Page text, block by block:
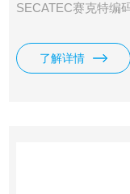
SECATEC赛克特编
务！ SECATEC传感
了解详情